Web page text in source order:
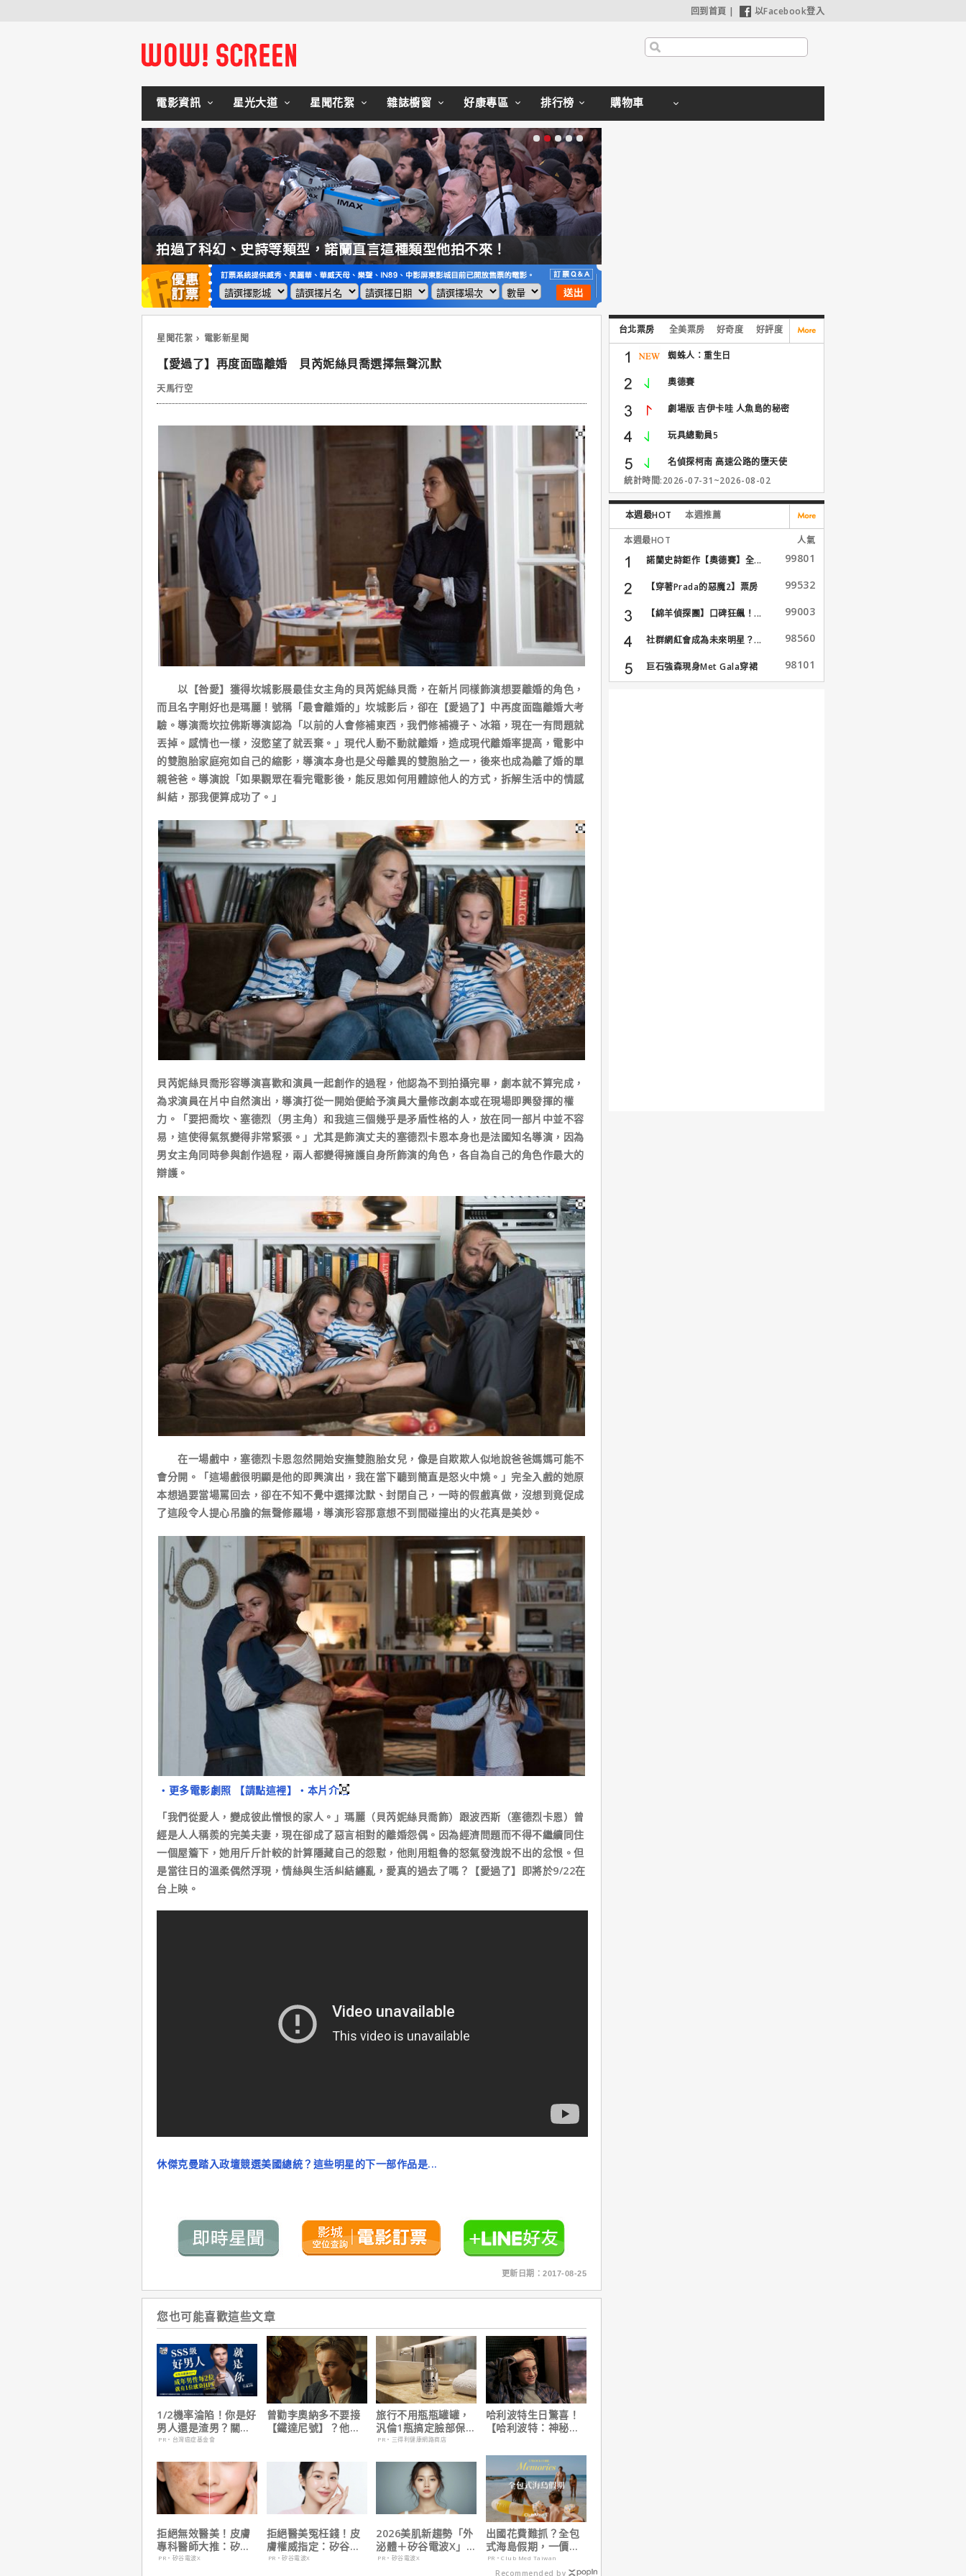
回到首頁 | 以Facebook登入
電影資訊 星光大道 星聞花絮 雜誌櫥窗 好康專區 排行榜 購物車
拍過了科幻、史詩等類型，諾蘭直言這種類型他拍不來！
星聞花絮 電影新星聞
【愛過了】再度面臨離婚 貝芮妮絲貝喬選擇無聲沉默
天馬行空
以【咎愛】獲得坎城影展最佳女主角的貝芮妮絲貝喬，在新片同樣飾演想要離婚的角色，
而且名字剛好也是瑪麗！號稱「最會離婚的」坎城影后，卻在【愛過了】中再度面臨離婚大考
驗。導演喬坎拉佛斯導演認為「以前的人會修補東西，我們修補襪子、冰箱，現在一有問題就
丟掉。感情也一樣，沒慾望了就丟棄。」現代人動不動就離婚，造成現代離婚率提高，電影中
的雙胞胎家庭宛如自己的縮影，導演本身也是父母離異的雙胞胎之一，後來也成為離了婚的單
親爸爸。導演說「如果觀眾在看完電影後，能反思如何用體諒他人的方式，拆解生活中的情感
糾結，那我便算成功了。」
貝芮妮絲貝喬形容導演喜歡和演員一起創作的過程，他認為不到拍攝完畢，劇本就不算完成，
為求演員在片中自然演出，導演打從一開始便給予演員大量修改劇本或在現場即興發揮的權
力。「要把喬坎、塞德烈（男主角）和我這三個幾乎是矛盾性格的人，放在同一部片中並不容
易，這使得氣氛變得非常緊張。」尤其是飾演丈夫的塞德烈卡恩本身也是法國知名導演，因為
男女主角同時參與創作過程，兩人都變得擁護自身所飾演的角色，各自為自己的角色作最大的
辯護。
在一場戲中，塞德烈卡恩忽然開始安撫雙胞胎女兒，像是自欺欺人似地說爸爸媽媽可能不
會分開。「這場戲很明顯是他的即興演出，我在當下聽到簡直是怒火中燒。」完全入戲的她原
本想過要當場罵回去，卻在不知不覺中選擇沈默、封閉自己，一時的假戲真做，沒想到竟促成
了這段令人提心吊膽的無聲修羅場，導演形容那意想不到間碰撞出的火花真是美妙。
‧更多電影劇照 【請點這裡】
‧本片介紹
「我們從愛人，變成彼此憎恨的家人。」瑪麗（貝芮妮絲貝喬飾）跟波西斯（塞德烈卡恩）曾
經是人人稱羨的完美夫妻，現在卻成了惡言相對的離婚怨偶。因為經濟問題而不得不繼續同住
一個屋簷下，她用斤斤計較的計算隱藏自己的怨懟，他則用粗魯的怒氣發洩說不出的忿恨。但
是當往日的溫柔偶然浮現，情絲與生活糾結纏亂，愛真的過去了嗎？【愛過了】即將於9/22在
台上映。
休傑克曼踏入政壇競選美國總統？這些明星的下一部作品是...
更新日期：2017-08-25
您也可能喜歡這些文章
1/2機率淪陷！你是好
男人還是渣男？關鍵
在這
PR・台灣癌症基金會
曾勸李奧納多不要接
【鐵達尼號】？他
旅行不用瓶瓶罐罐，
汎倫1瓶搞定臉部保
養！
PR・三得利健康網路商店
哈利波特生日驚喜！
【哈利波特：神秘的
1週重返大銀幕
拒絕無效醫美！皮膚
專科醫師大推：矽谷
電波 X 讓肌膚由內而
PR・矽谷電波X
拒絕醫美冤枉錢！皮
膚權威指定：矽谷電
波 X 由內而外養出逆
PR・矽谷電波X
2026美肌新趨勢「外
泌體＋矽谷電波X」聯
手，開啟高階養膚新
PR・矽谷電波X
出國花費難抓？全包
式海島假期，一價搞
定食宿玩樂，省錢更
省心！
PR・Club Med Taiwan
Recommended by
台北票房 全美票房 好奇度 好評度
蜘蛛人：重生日
奧德賽
劇場版 吉伊卡哇 人魚島的秘密
玩具總動員5
名偵探柯南 高速公路的墮天使
統計時間:2026-07-31~2026-08-02
本週最HOT 本週推薦
本週最HOT
人氣
諾蘭史詩鉅作【奧德賽】全...
99801
【穿著Prada的惡魔2】票房
99532
【綿羊偵探團】口碑狂飆！... 99003
社群網紅會成為未來明星？... 98560
巨石強森現身Met Gala穿裙
子...
98101